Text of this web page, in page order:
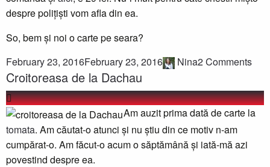
despre polițiști vom afla din ea.
So, bem și noi o carte pe seara?
February 23, 2016February 23, 2016 Nina2 Comments
Croitoreasa de la Dachau
Am auzit prima dată de carte la
tomata. Am căutat-o atunci și nu știu din ce motiv n-am
cumpărat-o. Am făcut-o acum o săptămână și iată-mă azi
povestind despre ea.